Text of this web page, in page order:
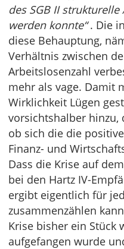
des SGB II
werden konnte“. Die
diese Behauptung,
Verhältnis zwischen
Arbeitslosenzahl
mehr als vage. Damit
Wirklichkeit Lügen
vorsichtshalber hinzu,
ob sich die die
Finanz- und
Dass die Krise auf
bei den Hartz IV-
ergibt eigentlich für
zusammenzählen
Krise bisher ein Stück
aufgefangen wurde